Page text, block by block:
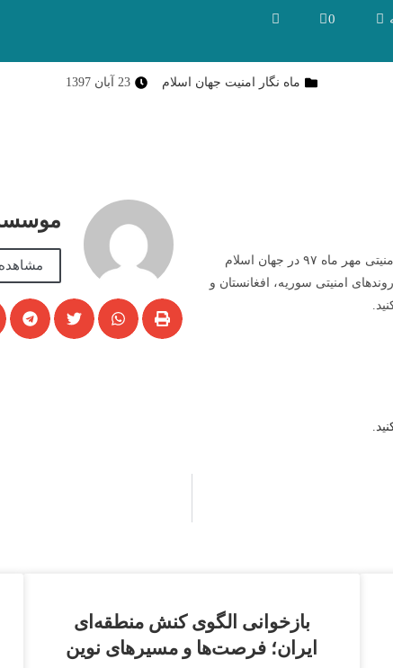
0
ماه نگار امنیت جهان اسلام 23 آبان 1397
ماه نگار امنیتی مهر ۹۷ منتشر شد. در این ماه نگار، وقایع امنیتی مهر ماه ۹۷ در جهان اسلام
امنیتی سوریه، افغانستان و
بازخوانی الگوی کنش منطقه‌ای
ایران؛ فرصت‌ها و مسیرهای نوین